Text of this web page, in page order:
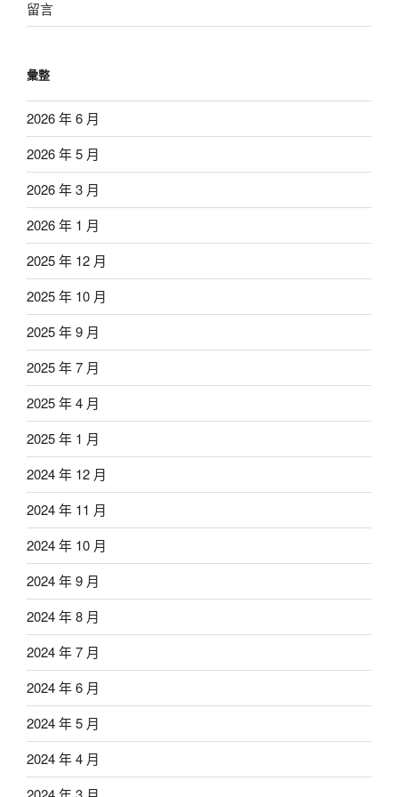
留言
彙整
2026 年 6 月
2026 年 5 月
2026 年 3 月
2026 年 1 月
2025 年 12 月
2025 年 10 月
2025 年 9 月
2025 年 7 月
2025 年 4 月
2025 年 1 月
2024 年 12 月
2024 年 11 月
2024 年 10 月
2024 年 9 月
2024 年 8 月
2024 年 7 月
2024 年 6 月
2024 年 5 月
2024 年 4 月